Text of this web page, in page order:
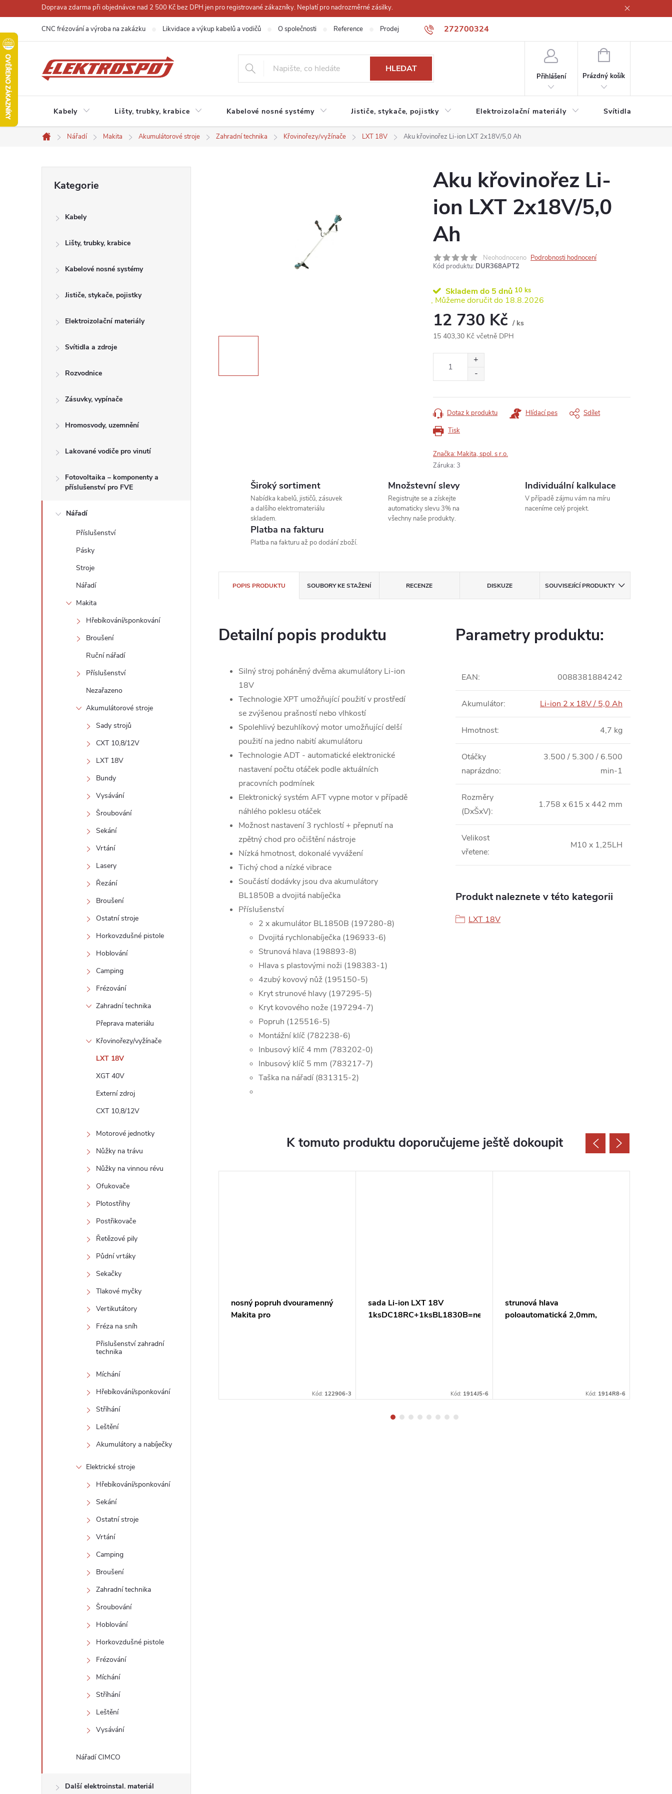
na
obsah
Doprava zdarma při objednávce nad 2 500 Kč bez DPH jen pro registrované zákazníky. Neplatí pro nadrozměrné zásilky.
272700324
CNC frézování a výroba na zakázku Likvidace a výkup kabelů a vodičů O společnosti Reference Prodejna Obchodní podmínky
HLEDAT
Přihlášení
NÁKUPNÍ
Prázdný košík
Kabely Lišty, trubky, krabice Kabelové nosné systémy Jističe, stykače, pojistky Elektroizolační materiály Svítidla a zdroje
Domů
Nářadí Makita Akumulátorové stroje Zahradní technika Křovinořezy/vyžínače LXT 18V Aku křovinořez Li-ion LXT 2x18V/5,0 Ah
l
kategorie
Kategorie
Kabely
Lišty, trubky, krabice
Kabelové nosné systémy
Jističe, stykače, pojistky
Elektroizolační materiály
Svítidla a zdroje
Rozvodnice
Zásuvky, vypínače
Hromosvody, uzemnění
Lakované vodiče pro vinutí
Fotovoltaika – komponenty a
příslušenství pro FVE
Nářadí
Příslušenství
Pásky
Stroje
Nářadí
Makita
Hřebíkování/sponkování
Broušení
Ruční nářadí
Příslušenství
Nezařazeno
Akumulátorové stroje
Sady strojů
CXT 10,8/12V
LXT 18V
Bundy
Vysávání
Šroubování
Sekání
Vrtání
Lasery
Řezání
Broušení
Ostatní stroje
Horkovzdušné pistole
Hoblování
Camping
Frézování
Zahradní technika
Přeprava materiálu
Křovinořezy/vyžínače
LXT 18V
XGT 40V
Externí zdroj
CXT 10,8/12V
Motorové jednotky
Nůžky na trávu
Nůžky na vinnou révu
Ofukovače
Plotostřihy
Postřikovače
Řetězové pily
Půdní vrtáky
Sekačky
Tlakové myčky
Vertikutátory
Fréza na sníh
Přislušenství zahradní
technika
Míchání
Hřebíkování/sponkování
Stříhání
Leštění
Akumulátory a nabíječky
Elektrické stroje
Hřebíkování/sponkování
Sekání
Ostatní stroje
Vrtání
Camping
Broušení
Zahradní technika
Šroubování
Hoblování
Horkovzdušné pistole
Frézování
Míchání
Stříhání
Leštění
Vysávání
Nářadí CIMCO
Další elektroinstal. materiál
Aku křovinořez Li-
ion LXT 2x18V/5,0
Ah
Neohodnoceno Podrobnosti hodnocení
Kód produktu: DUR368APT2
Skladem do 5 dnů 10 ks
18.8.2026
12 730 Kč / ks
15 403,30 Kč včetně DPH
Tisk
Dotaz k produktu Hlídací pes Sdílet
Značka: Makita, spol. s r.o.
Záruka: 3
Široký sortiment
Nabídka kabelů, jističů, zásuvek
a dalšího elektromateriálu
skladem.
Množstevní slevy
Registrujte se a získejte
automaticky slevu 3% na
všechny naše produkty.
Individuální kalkulace
V případě zájmu vám na míru
naceníme celý projekt.
Platba na fakturu
Platba na fakturu až po dodání zboží.
POPIS PRODUKTU SOUBORY KE STAŽENÍ RECENZE DISKUZE SOUVISEJÍCÍ PRODUKTY
Detailní popis produktu
Silný stroj poháněný dvěma akumulátory Li-ion
18V
Technologie XPT umožňující použití v prostředí
se zvýšenou prašností nebo vlhkostí
Spolehlivý bezuhlíkový motor umožňující delší
použití na jedno nabití akumulátoru
Technologie ADT - automatické elektronické
nastavení počtu otáček podle aktuálních
pracovních podmínek
Elektronický systém AFT vypne motor v případě
náhlého poklesu otáček
Možnost nastavení 3 rychlostí + přepnutí na
zpětný chod pro očištění nástroje
Nízká hmotnost, dokonalé vyvážení
Tichý chod a nízké vibrace
Součástí dodávky jsou dva akumulátory
BL1850B a dvojitá nabíječka
Příslušenství
2 x akumulátor BL1850B (197280-8)
Dvojitá rychlonabíječka (196933-6)
Strunová hlava (198893-8)
Hlava s plastovými noži (198383-1)
4zubý kovový nůž (195150-5)
Kryt strunové hlavy (197295-5)
Kryt kovového nože (197294-7)
Popruh (125516-5)
Montážní klíč (782238-6)
Inbusový klíč 4 mm (783202-0)
Inbusový klíč 5 mm (783217-7)
Taška na nářadí (831315-2)
Parametry produktu:
EAN: 0088381884242
Akumulátor: Li-ion 2 x 18V / 5,0 Ah
Hmotnost: 4,7 kg
Otáčky
naprázdno:
3.500 / 5.300 / 6.500
min-1
Rozměry
(DxŠxV):
1.758 x 615 x 442 mm
Velikost
vřetene:
M10 x 1,25LH
Produkt naleznete v této kategorii
LXT 18V
K tomuto produktu doporučujeme ještě dokoupit
strunová hlava
poloautomatická 2,4mm,
návin 4m, závit M10x1,25LH
nosný popruh dvouramenný
Makita pro
Kód: 122906-3
sada Li-ion LXT 18V
1ksDC18RC+1ksBL1830B=new191A24-
Kód: 1914J5-6
strunová hlava
poloautomatická 2,0mm,
Kód: 1914R8-6